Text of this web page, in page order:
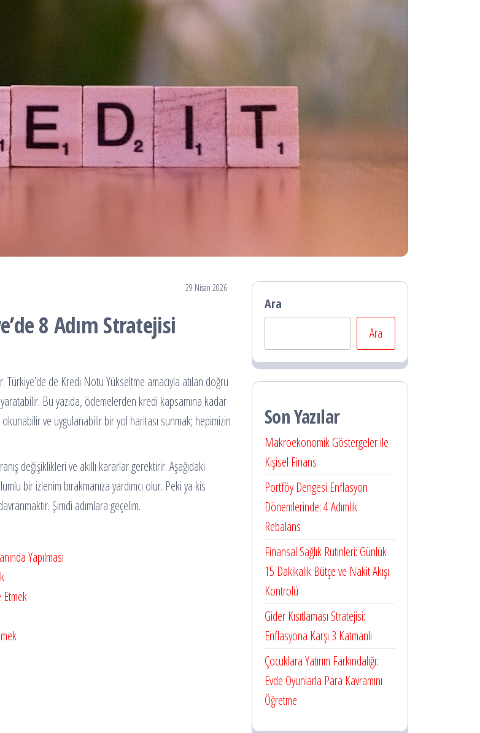
29 Nisan 2026
8 Adım Stratejisi
de Kredi Notu Yükseltme amacıyla atılan doğru
Bu yazıda, ödemelerden kredi kapsamına kadar
ve uygulanabilir bir yol haritası sunmak; hepimizin
değişiklikleri ve akıllı kararlar gerektirir. Aşağıdaki
bir izlenim bırakmanıza yardımcı olur. Peki ya kis
Şimdi adımlara geçelim.
Yapılması
Ara
Ara
Son Yazılar
Makroekonomik Göstergeler ile
Kişisel Finans
Portföy Dengesi Enflasyon
Dönemlerinde: 4 Adımlık
Rebalans
Finansal Sağlık Rutinleri: Günlük
15 Dakikalık Bütçe ve Nakit Akışı
Kontrolü
Gider Kısıtlaması Stratejisi:
Enflasyona Karşı 3 Katmanlı
Çocuklara Yatırım Farkındalığı:
Evde Oyunlarla Para Kavramını
Öğretme